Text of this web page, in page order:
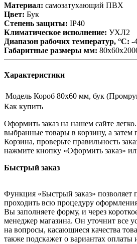
Материал: самозатухающий ПВХ
Цвет: Бук
Степень защиты: IP40
Климатическое исполнение: УХЛ2
Диапазон рабочих температур, °С: -
Габаритные размеры мм:
Характеристики
Модель Короб 80х60 мм, бук
Как купить
Оформить заказ на нашем сайте
выбранные товары в корзину, а затем
Корзина, проверьте правильность
нажмите кнопку «Оформить заказ»
Быстрый заказ
Функция «Быстрый заказ» позволяет
проходить всю процедуру оформления
Вы заполняете форму, и через
менеджер магазина. Он уточнит все
на вопросы, касающиеся качества
также подскажет о вариантах оплаты